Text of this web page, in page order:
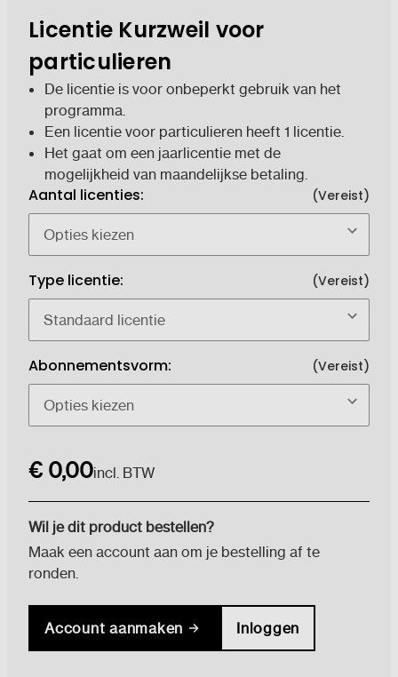
Licentie Kurzweil voor
particulieren
De licentie is voor onbeperkt gebruik van het
programma.
Een licentie voor particulieren heeft 1 licentie.
Het gaat om een jaarlicentie met de
mogelijkheid van maandelijkse betaling.
Aantal licenties: (Vereist)
Type licentie: (Vereist)
Abonnementsvorm: (Vereist)
voorraad:
€ 0,00incl. BTW
Wil je dit product bestellen?
Maak een account aan om je bestelling af te
ronden.
Account aanmaken Inloggen